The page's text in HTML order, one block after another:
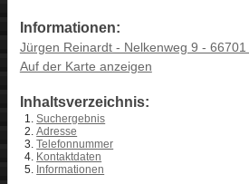
Informationen:
Jürgen Reinardt - Nelkenweg 9 - 66701
Auf der Karte anzeigen
Inhaltsverzeichnis:
Suchergebnis
Adresse
Telefonnummer
Kontaktdaten
Informationen